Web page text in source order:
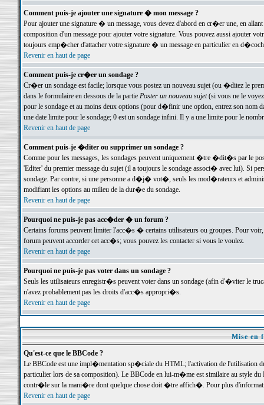
Comment puis-je ajouter une signature � mon message ?
Pour ajouter une signature � un message, vous devez d'abord en cr�er une, en
composition d'un message pour ajouter votre signature. Vous pouvez aussi ajouter
toujours emp�cher d'attacher votre signature � un message en particulier en
Revenir en haut de page
Comment puis-je cr�er un sondage ?
Cr�er un sondage est facile; lorsque vous postez un nouveau sujet (ou �ditez le
dans le formulaire en dessous de la partie Poster un nouveau sujet(si vous ne le voyez
pour le sondage et au moins deux options (pour d�finir une option, entrez son nom
une date limite pour le sondage; 0 est un sondage infini. Il y a une limite pour le
Revenir en haut de page
Comment puis-je �diter ou supprimer un sondage ?
Comme pour les messages, les sondages peuvent uniquement �tre �dit�s par le
'Editer' du premier message du sujet (il a toujours le sondage associ� avec lui). Si
sondage. Par contre, si une personne a d�j� vot�, seuls les mod�rateurs et
modifiant les options au milieu de la dur�e du sondage.
Revenir en haut de page
Pourquoi ne puis-je pas acc�der � un forum ?
Certains forums peuvent limiter l'acc�s � certains utilisateurs ou groupes. Pour
forum peuvent accorder cet acc�s; vous pouvez les contacter si vous le voulez.
Revenir en haut de page
Pourquoi ne puis-je pas voter dans un sondage ?
Seuls les utilisateurs enregistr�s peuvent voter dans un sondage (afin d'�viter le
n'avez probablement pas les droits d'acc�s appropri�s.
Revenir en haut de page
Mise en
Qu'est-ce que le BBCode ?
Le BBCode est une impl�mentation sp�ciale du HTML; l'activation de l'utilisation
particulier lors de sa composition). Le BBCode en lui-m�me est similaire au style
contr�le sur la mani�re dont quelque chose doit �tre affich�. Pour plus
Revenir en haut de page